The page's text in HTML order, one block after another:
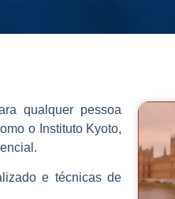
qualquer pessoa
o Instituto Kyoto,
e técnicas de